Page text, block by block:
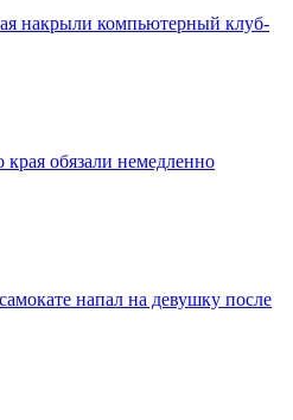
накрыли компьютерный клуб-
обязали немедленно
напал на девушку после